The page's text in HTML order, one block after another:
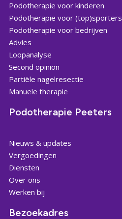
Podotherapie voor kinderen
Podotherapie voor (top)sporters
Podotherapie voor bedrijven
Advies
Loopanalyse
Second opinion
Partiële nagelresectie
Manuele therapie
Podotherapie Peeters
Nieuws & updates
Vergoedingen
Diensten
Over ons
Werken bij
Bezoekadres